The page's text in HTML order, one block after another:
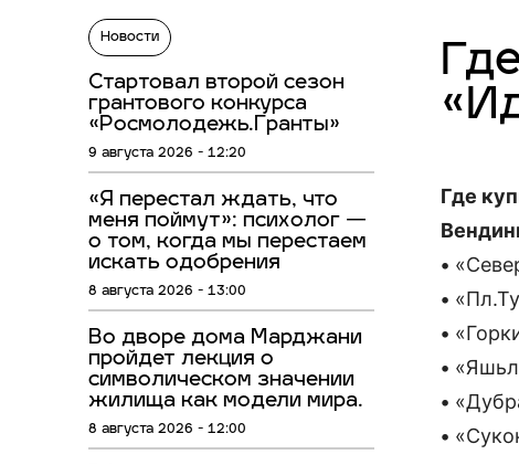
Новости
Стартовал второй сезон
грантового конкурса
«Росмолодежь.Гранты»
9 августа 2026 - 12:20
«Я перестал ждать, что
меня поймут»: психолог —
о том, когда мы перестаем
искать одобрения
8 августа 2026 - 13:00
Во дворе дома Марджани
пройдет лекция о
символическом значении
жилища как модели мира.
8 августа 2026 - 12:00
Где
•
•
•
•
•
•